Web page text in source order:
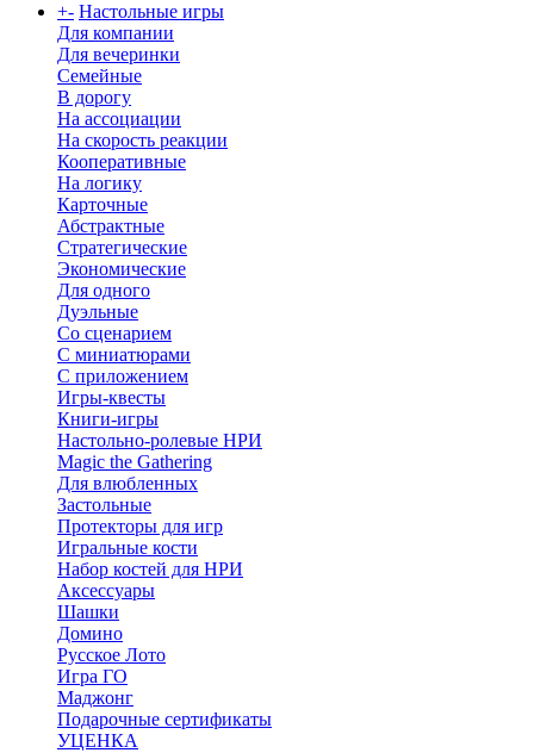
+- Настольные игры
Для компании
Для вечеринки
Семейные
В дорогу
На ассоциации
На скорость реакции
Кооперативные
На логику
Карточные
Абстрактные
Стратегические
Экономические
Для одного
Дуэльные
Со сценарием
С миниатюрами
С приложением
Игры-квесты
Книги-игры
Настольно-ролевые НРИ
Magic the Gathering
Для влюбленных
Застольные
Протекторы для игр
Игральные кости
Набор костей для НРИ
Аксессуары
Шашки
Домино
Русское Лото
Игра ГО
Маджонг
Подарочные сертификаты
УЦЕНКА